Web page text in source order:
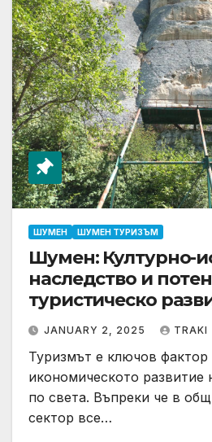
ШУМЕН ШУМЕН ТУРИЗЪМ
Шумен: Културно-
наследство и
туристическо
JANUARY 2, 2025 TRAKI
Туризмът е ключов фактор
икономическото развитие
по света. Въпреки че в
сектор все…